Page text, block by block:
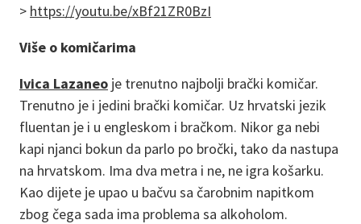
> https://youtu.be/xBf21ZR0BzI
Više o komičarima
Ivica Lazaneo je trenutno najbolji brački komičar.
Trenutno je i jedini brački komičar. Uz hrvatski jezik
fluentan je i u engleskom i bračkom. Nikor ga nebi
kapi njanci bokun da parlo po bročki, tako da nastupa
na hrvatskom. Ima dva metra i ne, ne igra košarku.
Kao dijete je upao u bačvu sa čarobnim napitkom
zbog čega sada ima problema sa alkoholom.